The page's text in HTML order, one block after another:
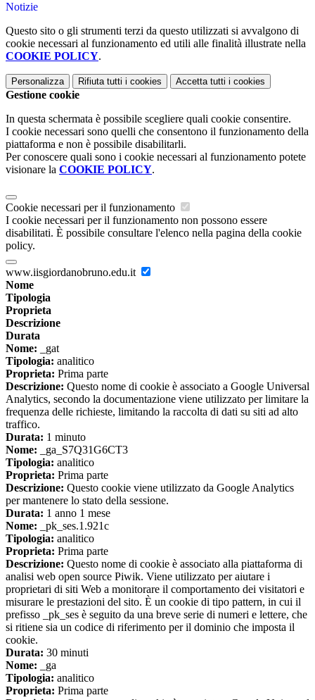
Notizie
Questo sito o gli strumenti terzi da questo utilizzati si avvalgono di
cookie necessari al funzionamento ed utili alle finalità illustrate nella
COOKIE POLICY.
Personalizza Rifiuta tutti i cookies Accetta tutti i cookies
Gestione cookie
In questa schermata è possibile scegliere quali cookie consentire.
I cookie necessari sono quelli che consentono il funzionamento della
piattaforma e non è possibile disabilitarli.
Per conoscere quali sono i cookie necessari al funzionamento potete
visionare la COOKIE POLICY.
Cookie necessari per il funzionamento
I cookie necessari per il funzionamento non possono essere
disabilitati. È possibile consultare l'elenco nella pagina della cookie
policy.
www.iisgiordanobruno.edu.it
Nome
Tipologia
Proprieta
Descrizione
Durata
Nome: _gat
Tipologia: analitico
Proprieta: Prima parte
Descrizione: Questo nome di cookie è associato a Google Universal
Analytics, secondo la documentazione viene utilizzato per limitare la
frequenza delle richieste, limitando la raccolta di dati su siti ad alto
traffico.
Durata: 1 minuto
Nome: _ga_S7Q31G6CT3
Tipologia: analitico
Proprieta: Prima parte
Descrizione: Questo cookie viene utilizzato da Google Analytics
per mantenere lo stato della sessione.
Durata: 1 anno 1 mese
Nome: _pk_ses.1.921c
Tipologia: analitico
Proprieta: Prima parte
Descrizione: Questo nome di cookie è associato alla piattaforma di
analisi web open source Piwik. Viene utilizzato per aiutare i
proprietari di siti Web a monitorare il comportamento dei visitatori e
misurare le prestazioni del sito. È un cookie di tipo pattern, in cui il
prefisso _pk_ses è seguito da una breve serie di numeri e lettere, che
si ritiene sia un codice di riferimento per il dominio che imposta il
cookie.
Durata: 30 minuti
Nome: _ga
Tipologia: analitico
Proprieta: Prima parte